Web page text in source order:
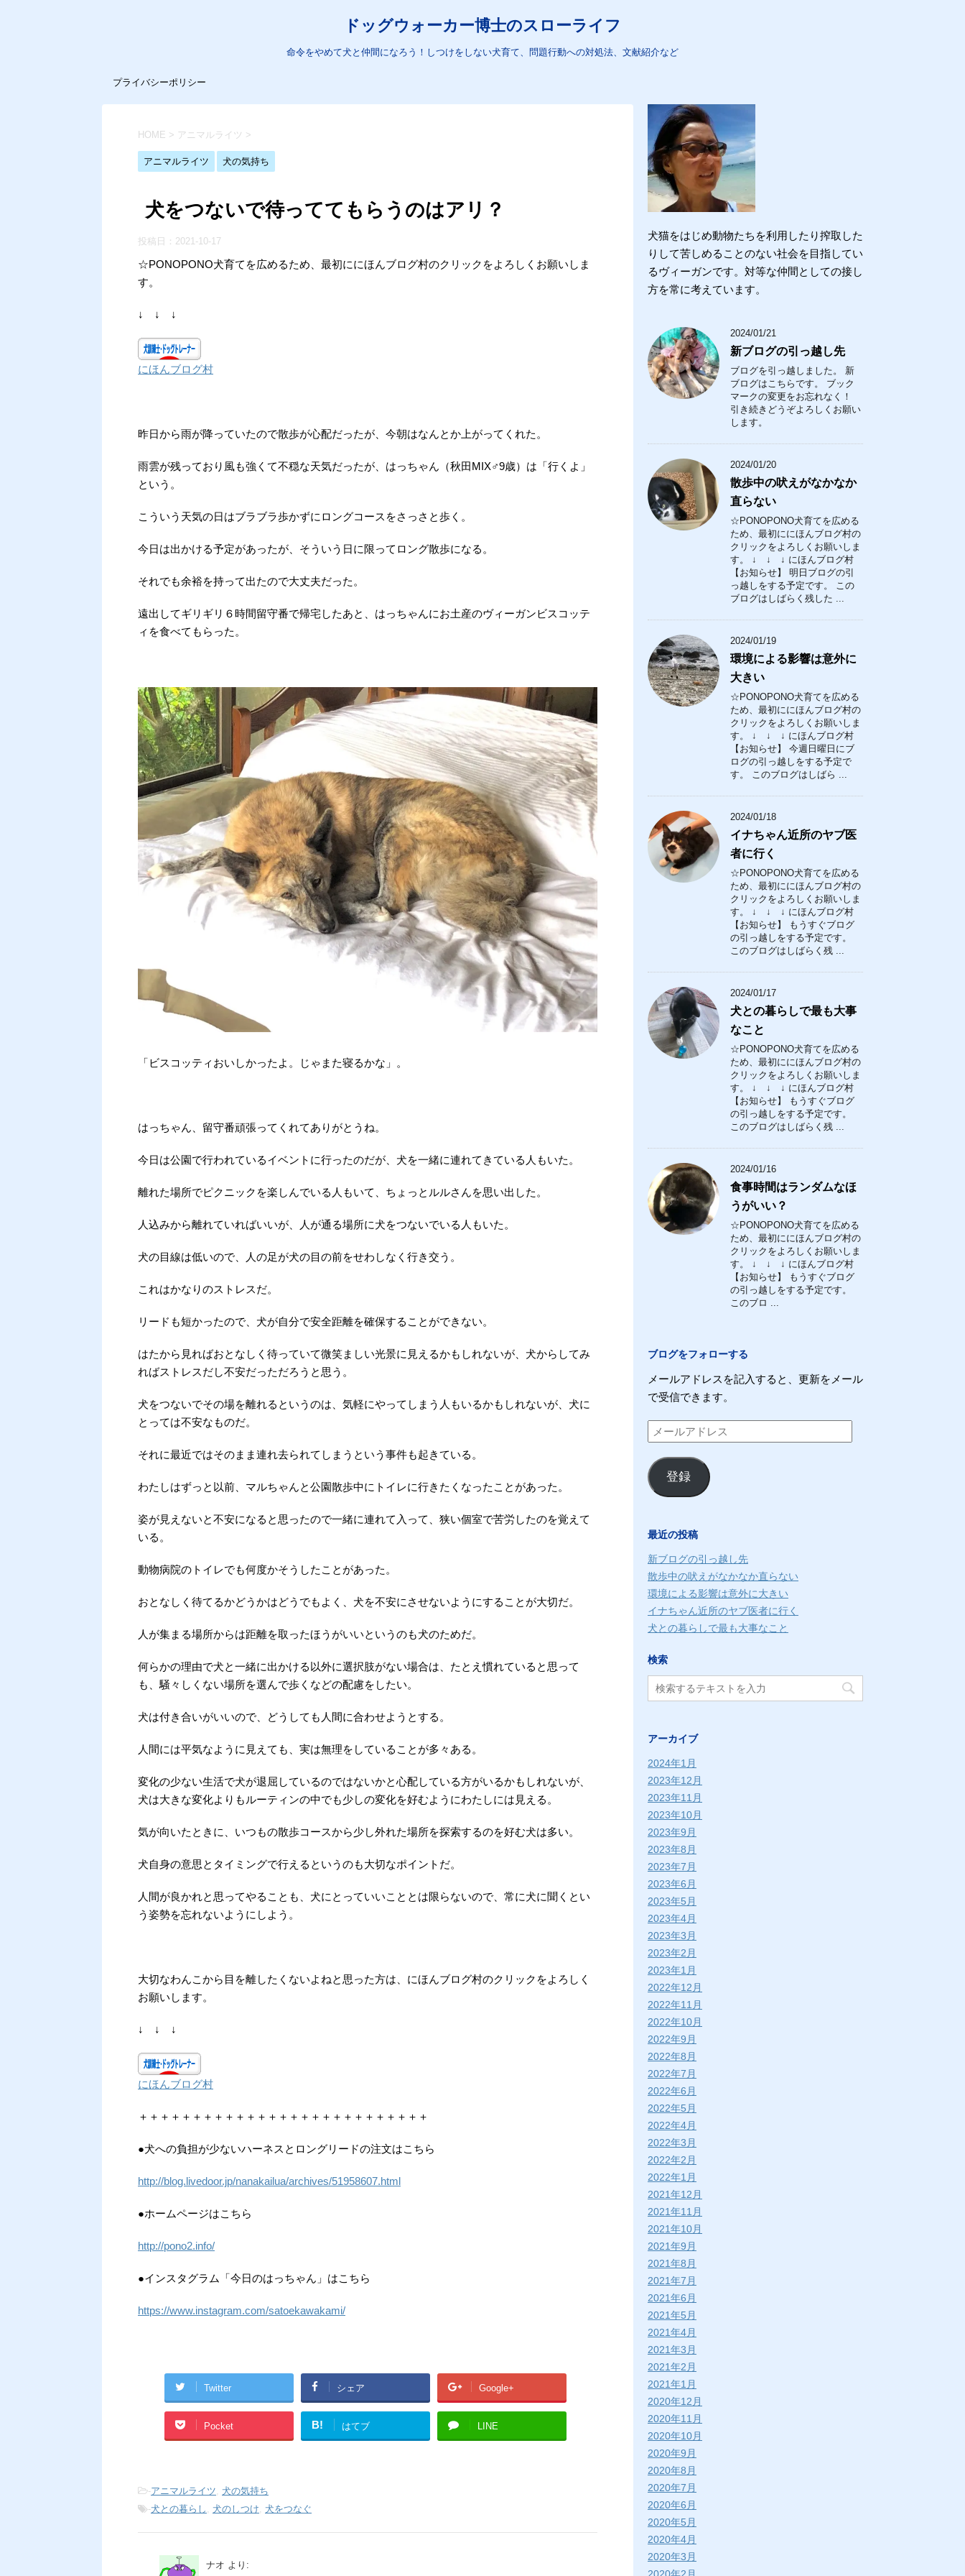
ドッグウォーカー博士のスローライフ
命令をやめて犬と仲間になろう！しつけをしない犬育て、問題行動への対処法、文献紹介など
プライバシーポリシー
HOME > アニマルライツ >
アニマルライツ 犬の気持ち
犬をつないで待っててもらうのはアリ？
投稿日： 2021-10-17
☆PONOPONO犬育てを広めるため、最初ににほんブログ村のクリックをよろしくお願いしま
す。
↓ ↓ ↓
にほんブログ村
昨日から雨が降っていたので散歩が心配だったが、今朝はなんとか上がってくれた。
雨雲が残っており風も強くて不穏な天気だったが、はっちゃん（秋田MIX♂9歳）は「行くよ」
という。
こういう天気の日はブラブラ歩かずにロングコースをさっさと歩く。
今日は出かける予定があったが、そういう日に限ってロング散歩になる。
それでも余裕を持って出たので大丈夫だった。
遠出してギリギリ６時間留守番で帰宅したあと、はっちゃんにお土産のヴィーガンビスコッテ
ィを食べてもらった。
「ビスコッティおいしかったよ。じゃまた寝るかな」。
はっちゃん、留守番頑張ってくれてありがとうね。
今日は公園で行われているイベントに行ったのだが、犬を一緒に連れてきている人もいた。
離れた場所でピクニックを楽しんでいる人もいて、ちょっとルルさんを思い出した。
人込みから離れていればいいが、人が通る場所に犬をつないでいる人もいた。
犬の目線は低いので、人の足が犬の目の前をせわしなく行き交う。
これはかなりのストレスだ。
リードも短かったので、犬が自分で安全距離を確保することができない。
はたから見ればおとなしく待っていて微笑ましい光景に見えるかもしれないが、犬からしてみ
ればストレスだし不安だっただろうと思う。
犬をつないでその場を離れるというのは、気軽にやってしまう人もいるかもしれないが、犬に
とっては不安なものだ。
それに最近ではそのまま連れ去られてしまうという事件も起きている。
わたしはずっと以前、マルちゃんと公園散歩中にトイレに行きたくなったことがあった。
姿が見えないと不安になると思ったので一緒に連れて入って、狭い個室で苦労したのを覚えて
いる。
動物病院のトイレでも何度かそうしたことがあった。
おとなしく待てるかどうかはどうでもよく、犬を不安にさせないようにすることが大切だ。
人が集まる場所からは距離を取ったほうがいいというのも犬のためだ。
何らかの理由で犬と一緒に出かける以外に選択肢がない場合は、たとえ慣れていると思って
も、騒々しくない場所を選んで歩くなどの配慮をしたい。
犬は付き合いがいいので、どうしても人間に合わせようとする。
人間には平気なように見えても、実は無理をしていることが多々ある。
変化の少ない生活で犬が退屈しているのではないかと心配している方がいるかもしれないが、
犬は大きな変化よりもルーティンの中でも少しの変化を好むようにわたしには見える。
気が向いたときに、いつもの散歩コースから少し外れた場所を探索するのを好む犬は多い。
犬自身の意思とタイミングで行えるというのも大切なポイントだ。
人間が良かれと思ってやることも、犬にとっていいこととは限らないので、常に犬に聞くとい
う姿勢を忘れないようにしよう。
大切なわんこから目を離したくないよねと思った方は、にほんブログ村のクリックをよろしく
お願いします。
↓ ↓ ↓
にほんブログ村
＋＋＋＋＋＋＋＋＋＋＋＋＋＋＋＋＋＋＋＋＋＋＋＋＋＋＋
●犬への負担が少ないハーネスとロングリードの注文はこちら
http://blog.livedoor.jp/nanakailua/archives/51958607.html
●ホームページはこちら
http://pono2.info/
●インスタグラム「今日のはっちゃん」はこちら
https://www.instagram.com/satoekawakami/
Twitter シェア Google+
Pocket B! はてブ LINE
-アニマルライツ, 犬の気持ち
-犬との暮らし , 犬のしつけ, 犬をつなぐ
ナオ より:
犬猫をはじめ動物たちを利用したり搾取した
りして苦しめることのない社会を目指してい
るヴィーガンです。対等な仲間としての接し
方を常に考えています。
2024/01/21
新ブログの引っ越し先
ブログを引っ越しました。 新
ブログはこちらです。 ブック
マークの変更をお忘れなく！
引き続きどうぞよろしくお願い
します。
2024/01/20
散歩中の吠えがなかなか
直らない
☆PONOPONO犬育てを広める
ため、最初ににほんブログ村の
クリックをよろしくお願いしま
す。 ↓ ↓ ↓ にほんブログ村
【お知らせ】 明日ブログの引
っ越しをする予定です。 この
ブログはしばらく残した ...
2024/01/19
環境による影響は意外に
大きい
☆PONOPONO犬育てを広める
ため、最初ににほんブログ村の
クリックをよろしくお願いしま
す。 ↓ ↓ ↓ にほんブログ村
【お知らせ】 今週日曜日にブ
ログの引っ越しをする予定で
す。 このブログはしばら ...
2024/01/18
イナちゃん近所のヤブ医
者に行く
☆PONOPONO犬育てを広める
ため、最初ににほんブログ村の
クリックをよろしくお願いしま
す。 ↓ ↓ ↓ にほんブログ村
【お知らせ】 もうすぐブログ
の引っ越しをする予定です。
このブログはしばらく残 ...
2024/01/17
犬との暮らしで最も大事
なこと
☆PONOPONO犬育てを広める
ため、最初ににほんブログ村の
クリックをよろしくお願いしま
す。 ↓ ↓ ↓ にほんブログ村
【お知らせ】 もうすぐブログ
の引っ越しをする予定です。
このブログはしばらく残 ...
2024/01/16
食事時間はランダムなほ
うがいい？
☆PONOPONO犬育てを広める
ため、最初ににほんブログ村の
クリックをよろしくお願いしま
す。 ↓ ↓ ↓ にほんブログ村
【お知らせ】 もうすぐブログ
の引っ越しをする予定です。
このブロ ...
ブログをフォローする
メールアドレスを記入すると、更新をメール
で受信できます。
メ
ー
ル
ア
ス
登録
最近の投稿
新ブログの引っ越し先
散歩中の吠えがなかなか直らない
環境による影響は意外に大きい
イナちゃん近所のヤブ医者に行く
犬との暮らしで最も大事なこと
検索
アーカイブ
2024年1月
2023年12月
2023年11月
2023年10月
2023年9月
2023年8月
2023年7月
2023年6月
2023年5月
2023年4月
2023年3月
2023年2月
2023年1月
2022年12月
2022年11月
2022年10月
2022年9月
2022年8月
2022年7月
2022年6月
2022年5月
2022年4月
2022年3月
2022年2月
2022年1月
2021年12月
2021年11月
2021年10月
2021年9月
2021年8月
2021年7月
2021年6月
2021年5月
2021年4月
2021年3月
2021年2月
2021年1月
2020年12月
2020年11月
2020年10月
2020年9月
2020年8月
2020年7月
2020年6月
2020年5月
2020年4月
2020年3月
2020年2月